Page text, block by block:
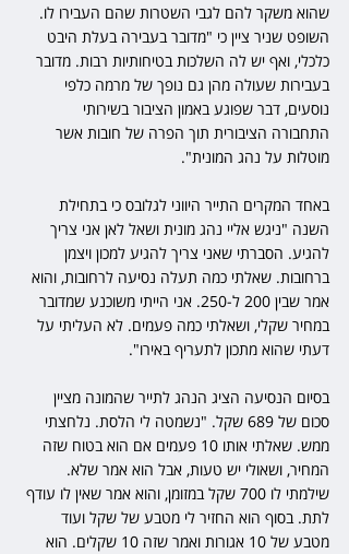
שהוא משקר להם לגבי השטרות שהם העבירו לו.
השופט שניר ציין כי "מדובר בעבירה בעלת היבט
כלכלי, ואף יש לה השלכות בטיחותיות רבות. מדובר
בעבירות שעולה מהן גם נופך של מרמה כלפי
נוסעים, דבר שפוגע באמון הציבור בשירותי
התחבורה הציבורית תוך הפרה של חובות אשר
מוטלות על נהג המונית".
באחד המקרים התייר היווני לגלובס כי בתחילת
השנה "ניגש אליי נהג מונית ושאל לאן אני צריך
להגיע. הסברתי שאני צריך להגיע למכון ויצמן
ברחובות. שאלתי כמה תעלה נסיעה לרחובות, והוא
אמר שבין 200 ל-250. אני הייתי משוכנע שמדובר
במחיר שקלי, ושאלתי כמה פעמים. לא העליתי על
דעתי שהוא מתכון לתעריף באירו".
בסיום הנסיעה הציג הנהג לתייר שהמונה מציין
סכום של 689 שקל. "נשמטה לי הלסת. נלחצתי
ממש. שאלתי אותו 10 פעמים אם הוא בטוח שזה
המחיר, ושאולי יש טעות, אבל הוא אמר שלא.
שילמתי לו 700 שקל במזומן, והוא אמר שאין לו עודף
לתת. בסוף הוא החזיר לי מטבע של שקל ועוד
מטבע של 10 אגורות ואמר שזה 10 שקלים. הוא